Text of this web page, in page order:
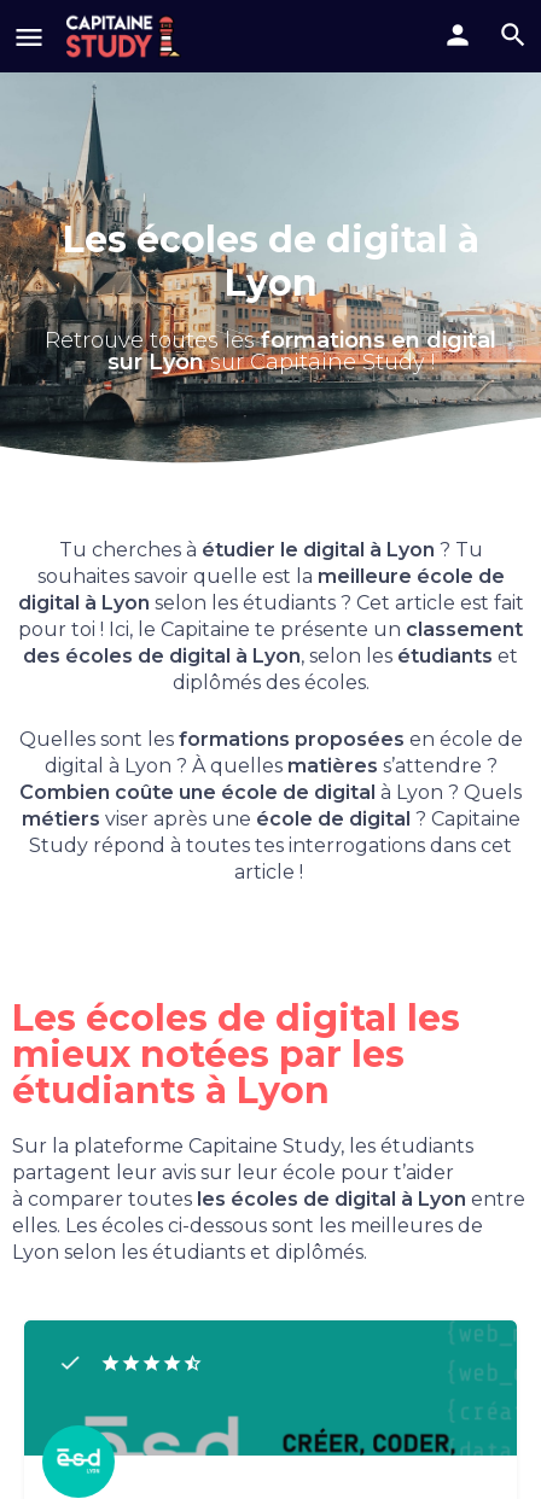
Les écoles de digital à
Lyon
Retrouve toutes lesformations en digital
sur Lyonsur Capitaine Study !
Tu cherches à étudier le digital à Lyon ? Tu
souhaites savoir quelle est la meilleure école de
digital à Lyon selon les étudiants ? Cet article est fait
pour toi ! Ici, le Capitaine te présente un classement
des écoles de digital à Lyon, selon les étudiants et
diplômés des écoles.
Quelles sont les formations proposées en école de
digital à Lyon ? À quelles matières s’attendre ?
Combien coûte une école de digital à Lyon ? Quels
métiers viser après une école de digital ? Capitaine
Study répond à toutes tes interrogations dans cet
article !
Les écoles de digital les
mieux notées par les
étudiants à Lyon
Sur la plateforme Capitaine Study, les étudiants
partagent leur avis sur leur école pour t’aider
à comparer toutes les écoles de digital à Lyon entre
elles. Les écoles ci-dessous sont les meilleures de
Lyon selon les étudiants et diplômés.